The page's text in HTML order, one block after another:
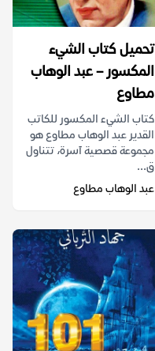
تحميل كتاب الشيء
المكسور – عبد الوهاب
مطاوع
كتاب الشيء المكسور للكاتب
القدير عبد الوهاب مطاوع هو
مجموعة قصصية آسرة، تتناول
ق...
عبد الوهاب مطاوع